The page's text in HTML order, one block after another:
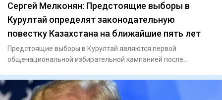
Сергей Мелконян: Предстоящие выборы в
Курултай определят законодательную
повестку Казахстана на ближайшие пять лет
Предстоящие выборы в Курултай являются первой
общенациональной избирательной кампанией после